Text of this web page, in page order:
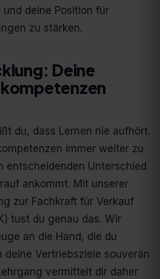
und deine Position für
zu stärken.
Deine
du, dass Lernen nie aufhört.
immer weiter zu
entscheidenden Unterschied
ankommt. Mit unserer
zur Fachkraft für Verkauf
tust du genau das. Wir
an die Hand, die du
Vertriebsziele souverän
vermittelt dir daher